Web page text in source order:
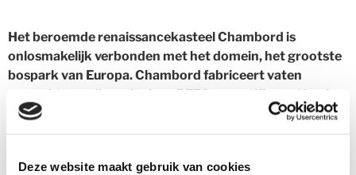
Deze website maakt gebruik van cookies
Het beroemde renaissancekasteel Chambord is
onlosmakelijk verbonden met het domein, het grootste
bospark van Europa. Chambord fabriceert vaten
gemaakt van eiken uit eigen PEFC-gecertificeerd bos!
Chambord staat vooral bekend om zijn kasteel, een
Leonardo da Vinci. Dit symbool van de Renaissance staat